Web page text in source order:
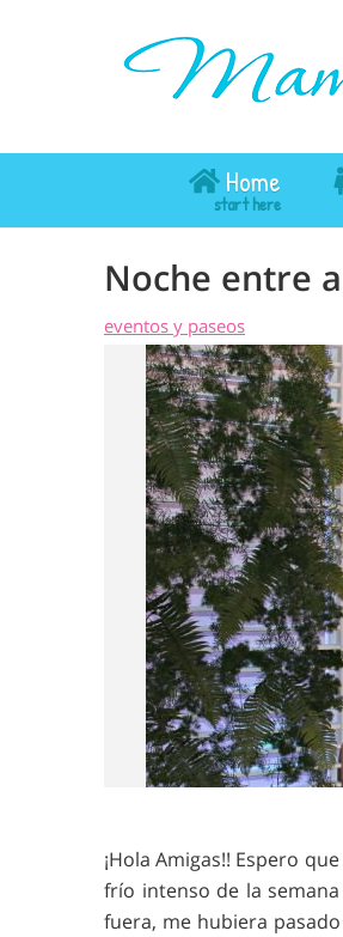
Home
Noche entre
eventos y paseos
¡Hola Amigas!! Espero
frío intenso de la
fuera, me hubiera